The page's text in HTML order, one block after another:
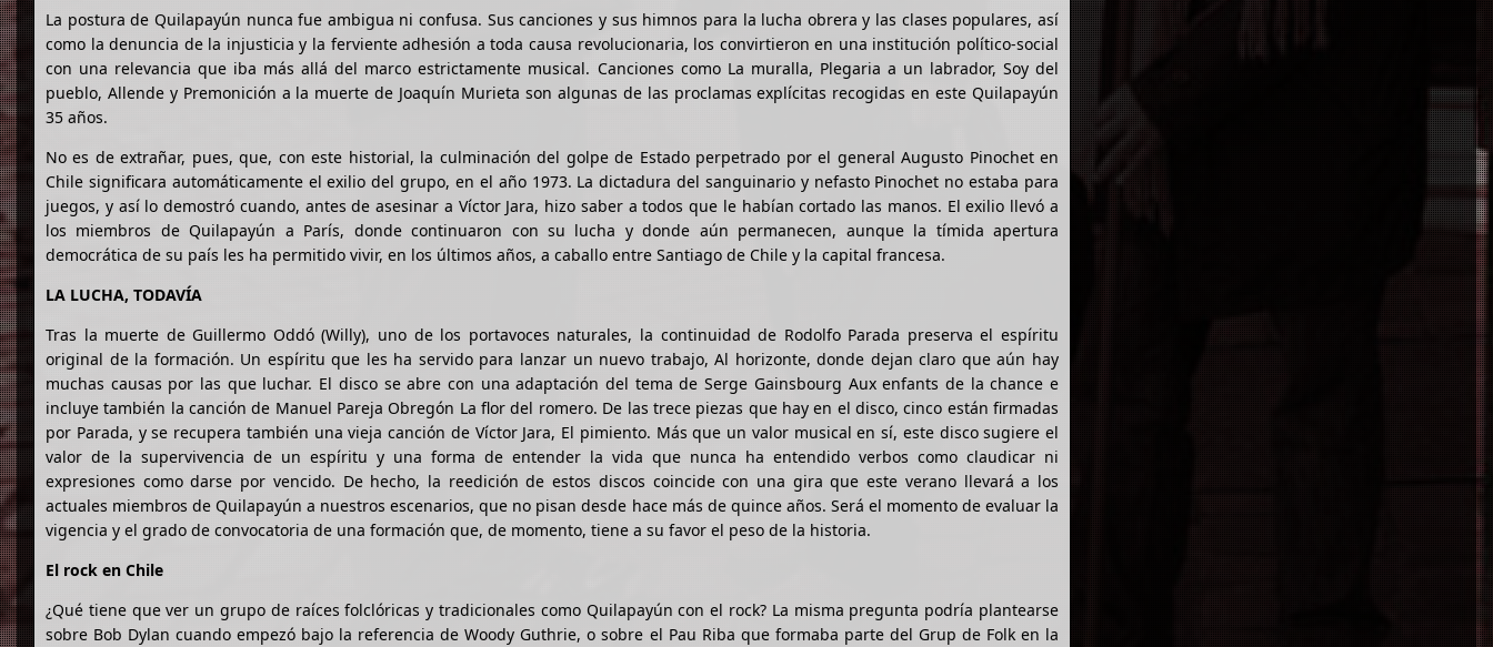
La postura de Quilapayún nunca fue ambigua ni confusa. Sus canciones y sus himnos para la lucha obrera y las clases populares, así
como la denuncia de la injusticia y la ferviente adhesión a toda causa revolucionaria, los convirtieron en una institución político-social
con una relevancia que iba más allá del marco estrictamente musical. Canciones como La muralla, Plegaria a un labrador, Soy del
pueblo, Allende y Premonición a la muerte de Joaquín Murieta son algunas de las proclamas explícitas recogidas en este Quilapayún
35 años.
No es de extrañar, pues, que, con este historial, la culminación del golpe de Estado perpetrado por el general Augusto Pinochet en
Chile significara automáticamente el exilio del grupo, en el año 1973. La dictadura del sanguinario y nefasto Pinochet no estaba para
juegos, y así lo demostró cuando, antes de asesinar a Víctor Jara, hizo saber a todos que le habían cortado las manos. El exilio llevó a
los miembros de Quilapayún a París, donde continuaron con su lucha y donde aún permanecen, aunque la tímida apertura
democrática de su país les ha permitido vivir, en los últimos años, a caballo entre Santiago de Chile y la capital francesa.
LA LUCHA, TODAVÍA
Tras la muerte de Guillermo Oddó (Willy), uno de los portavoces naturales, la continuidad de Rodolfo Parada preserva el espíritu
original de la formación. Un espíritu que les ha servido para lanzar un nuevo trabajo, Al horizonte, donde dejan claro que aún hay
muchas causas por las que luchar. El disco se abre con una adaptación del tema de Serge Gainsbourg Aux enfants de la chance e
incluye también la canción de Manuel Pareja Obregón La flor del romero. De las trece piezas que hay en el disco, cinco están firmadas
por Parada, y se recupera también una vieja canción de Víctor Jara, El pimiento. Más que un valor musical en sí, este disco sugiere el
valor de la supervivencia de un espíritu y una forma de entender la vida que nunca ha entendido verbos como claudicar ni
expresiones como darse por vencido. De hecho, la reedición de estos discos coincide con una gira que este verano llevará a los
actuales miembros de Quilapayún a nuestros escenarios, que no pisan desde hace más de quince años. Será el momento de evaluar la
vigencia y el grado de convocatoria de una formación que, de momento, tiene a su favor el peso de la historia.
El rock en Chile
¿Qué tiene que ver un grupo de raíces folclóricas y tradicionales como Quilapayún con el rock? La misma pregunta podría plantearse
sobre Bob Dylan cuando empezó bajo la referencia de Woody Guthrie, o sobre el Pau Riba que formaba parte del Grup de Folk en la